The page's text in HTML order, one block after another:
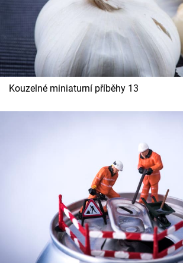
Kouzelné miniaturní příběhy 13